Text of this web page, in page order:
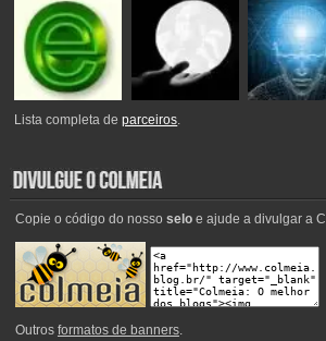
Lista completa deparceiros.
Copie o código do nosso seloe ajude a divulgar a
Outros formatos de banners.